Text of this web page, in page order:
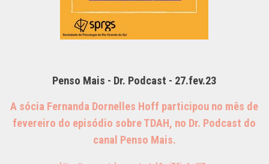
Penso Mais - Dr. Podcast - 27.fev.23
A sócia Fernanda Dornelles Hoff participou no mês de
fevereiro do episódio sobre TDAH, no Dr. Podcast do
canal Penso Mais.